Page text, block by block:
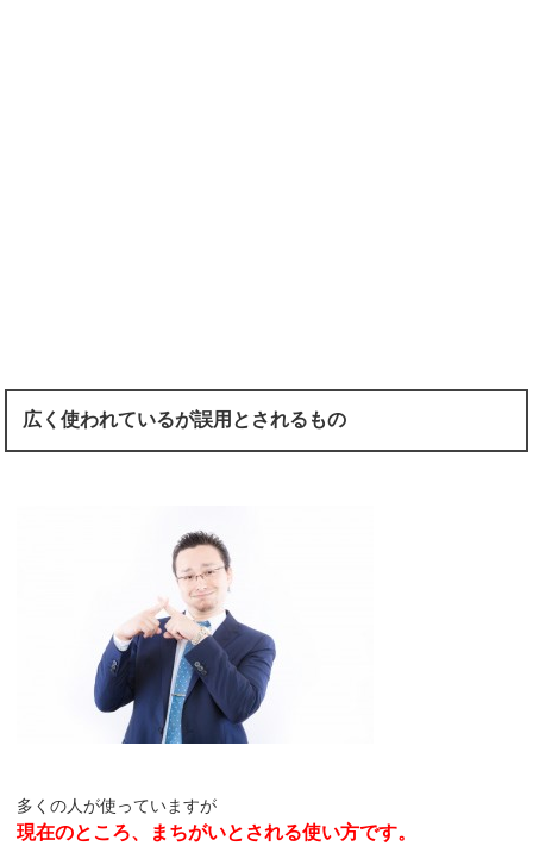
広く使われているが誤用とされるもの
多くの人が使っていますが
現在のところ、まちがいとされる使い方です。